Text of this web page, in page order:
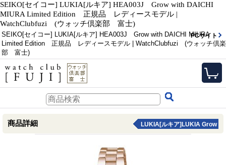
SEIKO[セイコー] LUKIA[ルキア] HEA003J Grow with DAICHI
MIURA Limited Edition 正規品 レディースモデル |
WatchClubfuzi (ウォッチ倶楽部 富士)
SEIKO[セイコー] LUKIA[ルキア] HEA003J Grow with DAICHI MIURA
Limited Edition 正規品 レディースモデル | WatchClubfuzi (ウォッチ倶楽
部 富士)
PCサイト
商品詳細 LUKIA[ルキア]LUKIA Grow